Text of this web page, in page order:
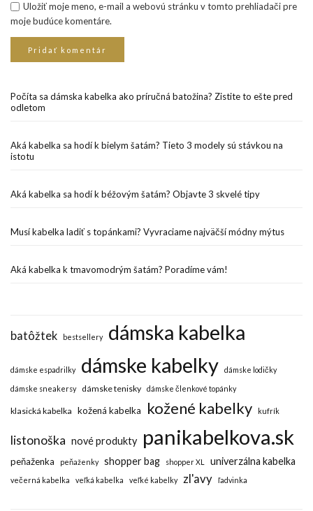
Uložiť moje meno, e-mail a webovú stránku v tomto prehliadači pre
moje budúce komentáre.
Počíta sa dámska kabelka ako príručná batožina? Zistite to ešte pred
odletom
Aká kabelka sa hodí k bielym šatám? Tieto 3 modely sú stávkou na
istotu
Aká kabelka sa hodí k béžovým šatám? Objavte 3 skvelé tipy
Musí kabelka ladiť s topánkami? Vyvraciame najväčší módny mýtus
Aká kabelka k tmavomodrým šatám? Poradíme vám!
batôžtek bestsellery dámska kabelka
dámske espadrilky dámske kabelky dámske lodičky
dámske sneakersy dámske tenisky dámske členkové topánky
klasická kabelka kožená kabelka kožené kabelky kufrík
listonoška nové produkty panikabelkova.sk
peňaženka peňaženky shopper bag shopper XL univerzálna kabelka
večerná kabelka veľká kabelka veľké kabelky zl'avy ľadvinka